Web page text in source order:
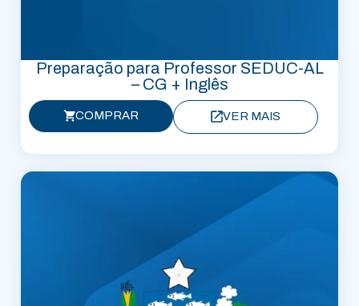
Preparação para Professor SEDUC-AL
– CG + Inglês
COMPRAR VER MAIS